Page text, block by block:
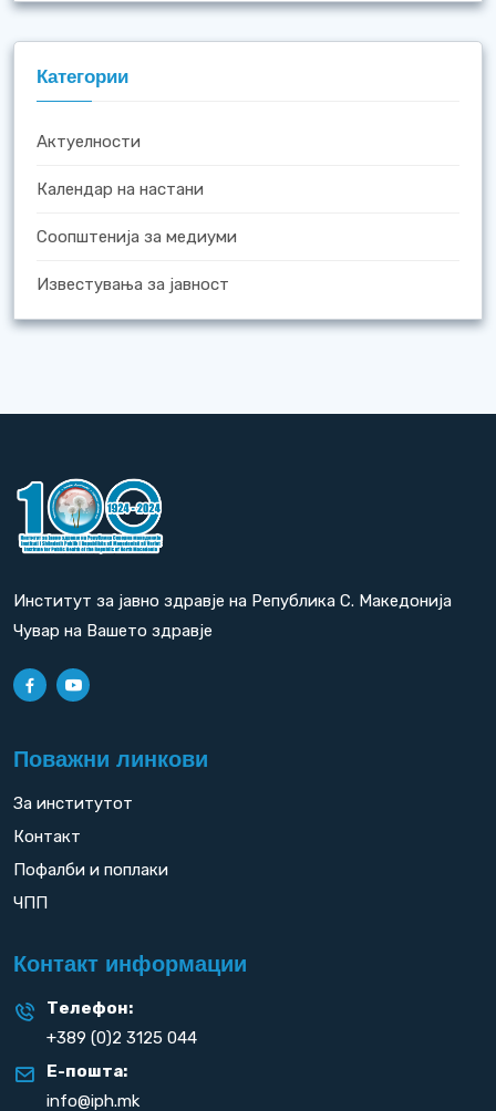
Категории
Актуелности
Календар на настани
Соопштенија за медиуми
Известувања за јавност
Институт за јавно здравје на Република С. Македонија
Чувар на Вашето здравје
Поважни линкови
За институтот
Контакт
Пофалби и поплаки
ЧПП
Контакт информации
Телефон:
+389 (0)2 3125 044
Е-пошта:
info@iph.mk